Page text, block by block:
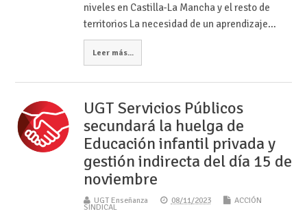
niveles en Castilla-La Mancha y el resto de
territorios La necesidad de un aprendizaje…
Leer más...
UGT Servicios Públicos
secundará la huelga de
Educación infantil privada y
gestión indirecta del día 15 de
noviembre
UGT Enseñanza 08/11/2023 ACCIÓN
SINDICAL